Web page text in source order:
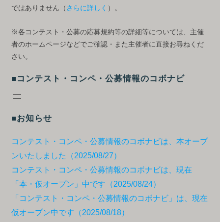
ではありません（ さらに詳しく ）。
※各コンテスト・公募の応募規約等の詳細等については、主催
者のホームページなどでご確認・また主催者に直接お尋ねくだ
さい。
■コンテスト・コンペ・公募情報のコボナビ
■お知らせ
コンテスト・コンペ・公募情報のコボナビは、本オープ
ンいたしました（2025/08/27）
コンテスト・コンペ・公募情報のコボナビは、現在
「本・仮オープン」中です（2025/08/24）
「コンテスト・コンペ・公募情報のコボナビ」は、現在
仮オープン中です（2025/08/18）